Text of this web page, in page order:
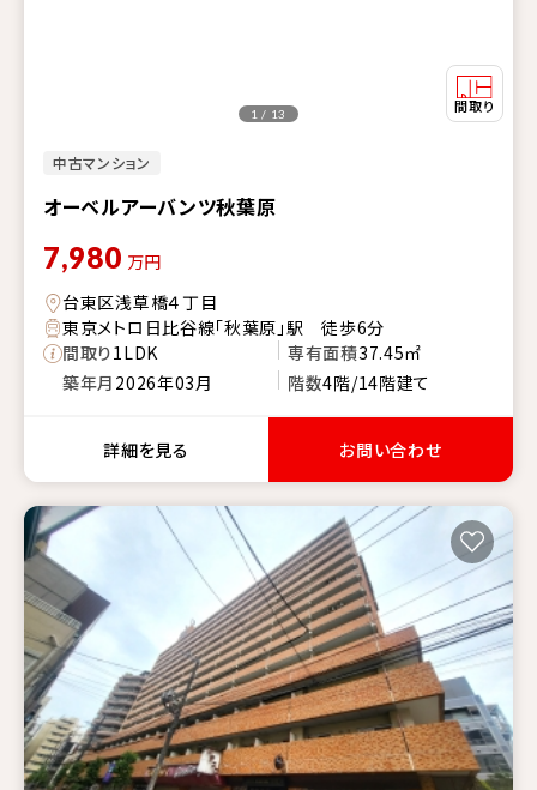
中古マンション
オーベルアーバンツ秋葉原
1 / 13
7,980 万円
台東区浅草橋４丁目
東京メトロ日比谷線「秋葉原」駅 徒歩6分
間取り1LDK 専有面積37.45㎡
築年月 2026年03月 階数4階/14階建て
詳細を見る お問い合わせ